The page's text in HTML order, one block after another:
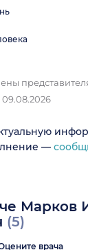
—
Марков
(5)
врача